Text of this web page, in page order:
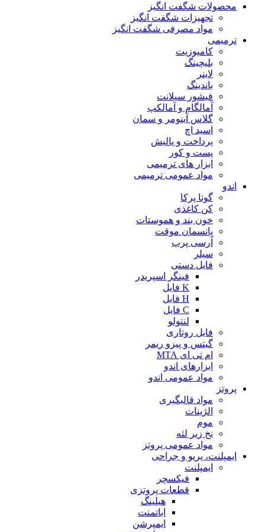
محصولات شگفت انگیز
تجهیزات شگفت انگیز
مواد مصرفی شگفت انگیز
ترمیمی
کامپوزیت
بلیچینگ
لاینر
باندینگ
فیشور سیلانت
آمالگام و آمالکپ
گلاس آینومر و سمان
اسید اچ
پرداخت و پالیش
پست و کور
ابزار های ترمیمی
مواد عمومی ترمیمی
اندو
گوتا پرکا
کن کاغذی
خون بند و هموستات
پانسمان موقت
آرسی پرپ
سیلر
فایل دستی
فینگر اسپریدر
K فایل
H فایل
C فایل
لنتولو
فایل روتاری
گیتس و پیزو ریمر
ام تی ای MTA
ابزارهای اندو
مواد عمومی اندو
پروتز
مواد قالبگیری
الژینات
موم
نخ زیر لثه
مواد عمومی پروتز
ایمپلنت، پریو و جراحی
ایمپلنت
فیکسچر
قطعات پروتزی
هیلینگ
اباتمنت
ایمپرشن